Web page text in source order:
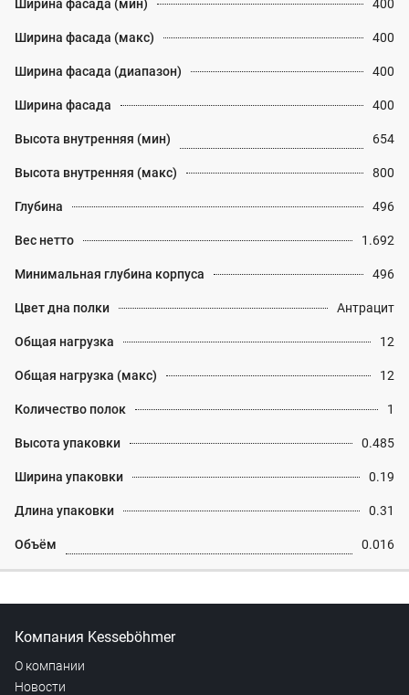
Ширина фасада (мин) 400
Ширина фасада (макс) 400
Ширина фасада (диапазон) 400
Ширина фасада 400
Высота внутренняя (мин) 654
Высота внутренняя (макс) 800
Глубина 496
Вес нетто 1.692
Минимальная глубина корпуса 496
Цвет дна полки Антрацит
Общая нагрузка 12
Общая нагрузка (макс) 12
Количество полок 1
Высота упаковки 0.485
Ширина упаковки 0.19
Длина упаковки 0.31
Объём 0.016
Компания Kesseböhmer
О компании
Новости